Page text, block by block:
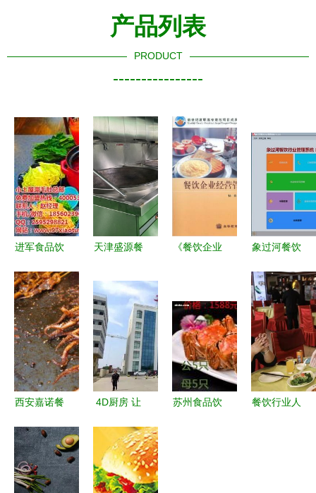
产品列表
PRODUCT
----------------
进军食品饮
理加盟、厂
家合作与餐
饮管理的全
方位指南
天津盛源餐
业配餐与餐
饮管理服务
《餐饮企业
交融的管理
指南
象过河餐饮
智能赋能，
助力餐饮业
高效运营
西安嘉诺餐
握麻辣铁板
鱿鱼与鱿鱼
炸鸡技术，
4D厨房 让
牌更靓丽、
更厚实、更
耀眼的管理
苏州食品饮
餐饮行业人